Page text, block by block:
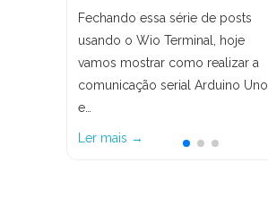
Fechando essa série de posts
usando o Wio Terminal, hoje
vamos mostrar como realizar a
comunicação serial Arduino Uno
e…
Ler mais →